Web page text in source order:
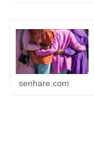
senhare.com